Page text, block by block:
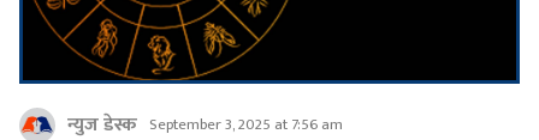
न्युज डेस्क September 3, 2025 at 7:56 am